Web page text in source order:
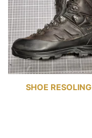
SHOE RESOLING